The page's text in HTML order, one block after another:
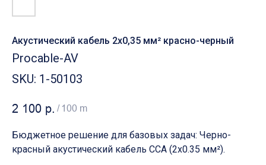
Акустический кабель 2х0,35 мм² красно-черный
Procable-AV
SKU: 1-50103
2 100 р. / 100 m
Бюджетное решение для базовых задач: Черно-
красный акустический кабель CCA (2х0.35 мм²).